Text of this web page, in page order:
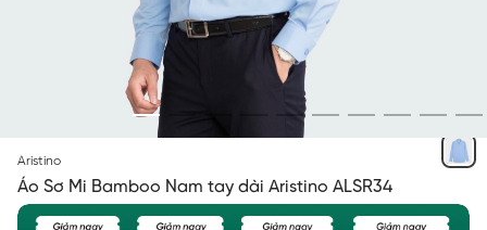
Aristino
Áo Sơ Mi Bamboo Nam tay dài Aristino ALSR34